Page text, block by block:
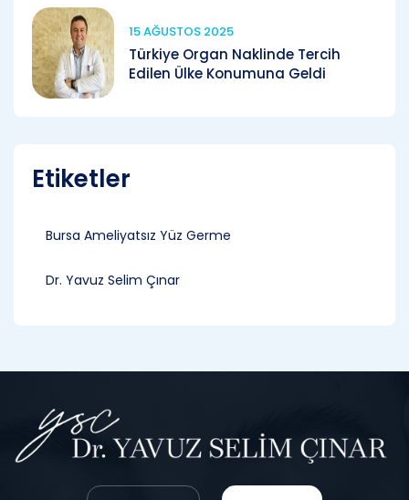
15 AĞUSTOS 2025
Türkiye Organ Naklinde Tercih
Edilen Ülke Konumuna Geldi
Etiketler
Bursa Ameliyatsız Yüz Germe
Dr. Yavuz Selim Çınar